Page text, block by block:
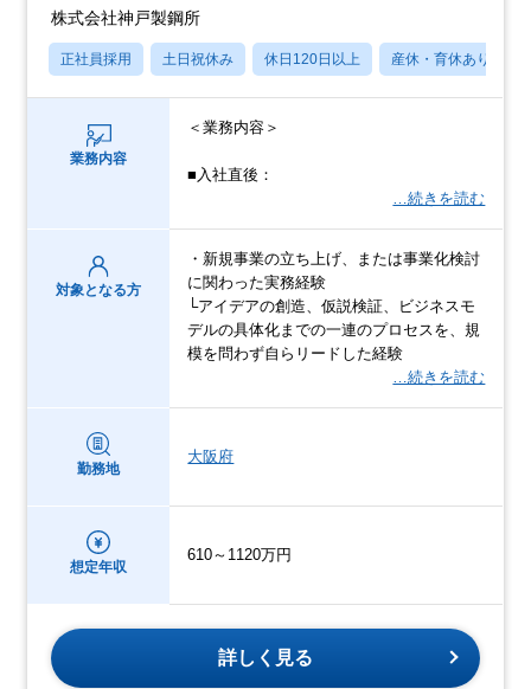
株式会社神戸製鋼所
正社員採用 土日祝休み 休日120日以上 産休・育休あり
業務内容
＜業務内容＞
■入社直後：
…続きを読む
対象となる方
・新規事業の立ち上げ、または事業化検討
に関わった実務経験
└アイデアの創造、仮説検証、ビジネスモ
デルの具体化までの一連のプロセスを、規
模を問わず自らリードした経験
…続きを読む
勤務地
大阪府
想定年収
610～1120万円
詳しく見る